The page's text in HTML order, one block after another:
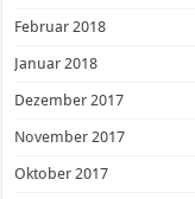
Februar 2018
Januar 2018
Dezember 2017
November 2017
Oktober 2017